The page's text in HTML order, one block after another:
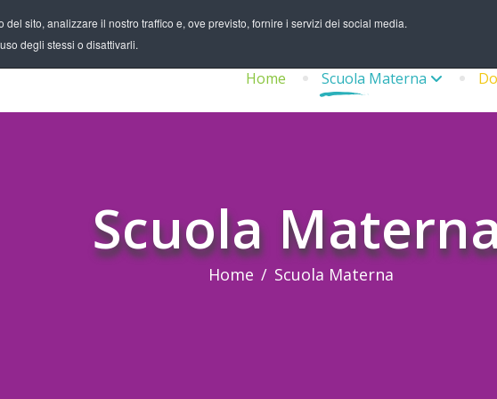
sito, analizzare il nostro traffico e, ove previsto, fornire i servizi dei social media.
degli stessi o disattivarli.
Home Scuola Materna
Scuola
Home Scuola Materna